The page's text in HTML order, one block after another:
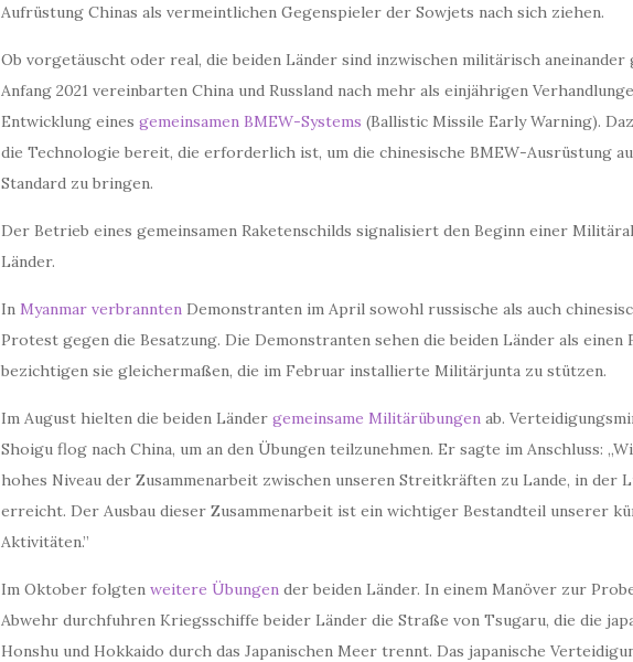
Aufrüstung Chinas als vermeintlichen Gegenspieler der Sowjets nach sich ziehen.
Ob vorgetäuscht oder real, die beiden Länder sind inzwischen militärisch aneinander
Anfang 2021 vereinbarten China und Russland nach mehr als einjährigen
Entwicklung einesgemeinsamen BMEW-Systems (Ballistic Missile Early Warning).
die Technologie bereit, die erforderlich ist, um die chinesische BMEW-Ausrüstung
Standard zu bringen.
Der Betrieb eines gemeinsamen Raketenschilds signalisiert den Beginn einer
Länder.
InMyanmar verbrannten Demonstranten im April sowohl russische als auch
Protest gegen die Besatzung. Die Demonstranten sehen die beiden Länder als einen
bezichtigen sie gleichermaßen, die im Februar installierte Militärjunta zu stützen.
Im August hielten die beiden Ländergemeinsame Militärübungen ab.
Shoigu flog nach China, um an den Übungen teilzunehmen. Er sagte im Anschluss:
hohes Niveau der Zusammenarbeit zwischen unseren Streitkräften zu Lande, in der
erreicht. Der Ausbau dieser Zusammenarbeit ist ein wichtiger Bestandteil unserer
Aktivitäten.”
Im Oktober folgtenweitere Übungen der beiden Länder. In einem Manöver zur
Abwehr durchfuhren Kriegsschiffe beider Länder die Straße von Tsugaru, die die
Honshu und Hokkaido durch das Japanischen Meer trennt. Das japanische